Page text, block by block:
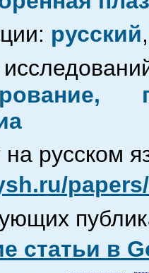
русский,
русском
статьи в